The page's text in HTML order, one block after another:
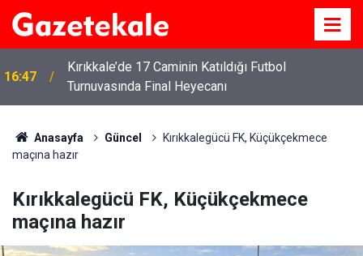
16:47
Kırıkkale’de 17 Caminin Katıldığı Futbol
Turnuvasında Final Heyecanı
Anasayfa Güncel
Kırıkkalegücü FK, Küçükçekmece
maçına hazır
Kırıkkalegücü FK, Küçükçekmece
maçına hazır